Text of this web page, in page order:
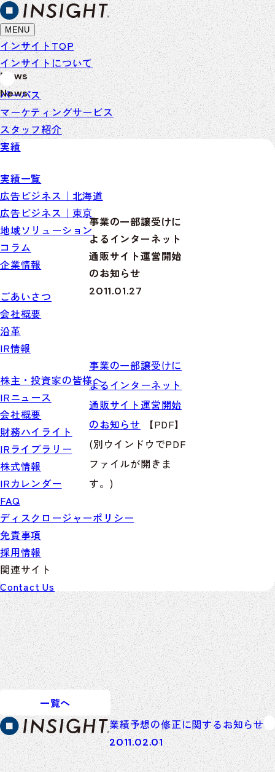
MENU
インサイトTOP
インサイトについて
パーパス
マーケティングサービス
スタッフ紹介
実績
実績一覧
広告ビジネス｜北海道
広告ビジネス｜東京
地域ソリューション
コラム
企業情報
ごあいさつ
会社概要
沿革
IR情報
株主・投資家の皆様へ
IRニュース
会社概要
財務ハイライト
IRライブラリー
株式情報
IRカレンダー
FAQ
ディスクロージャーポリシー
免責事項
採用情報
関連サイト
INSEARCH
INSHARE
SAPPORO YARD
Start!
Contact Us
News
News
事業の一部譲受けに
よるインターネット
通販サイト運営開始
のお知らせ
2011.01.27
事業の一部譲受けに
よるインターネット
通販サイト運営開始
のお知らせ 【PDF】
(別ウインドウでPDF
ファイルが開きま
す。)
一覧へ
業績予想の修正に関するお知らせ
2011.02.01